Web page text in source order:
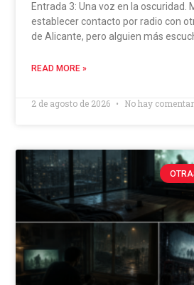
Entrada 3: Una voz en la oscuridad.
establecer contacto por radio con
de Alicante, pero alguien más
READ MORE »
2 de agosto de 2026 No hay